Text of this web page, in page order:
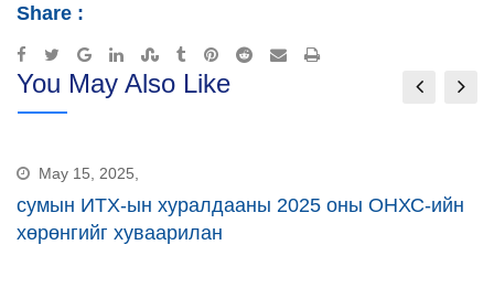
Share :
Google+LinkedInStumbleUpon
TumblrPinterest
Reddit SharePrint
You May Also Like
May 15, 2025,
сумын ИТХ-ын хуралдааны 2025 оны ОНХС-ийн
хөрөнгийг хуваарилан